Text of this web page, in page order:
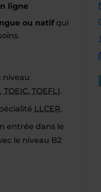
ligne
ou natifqui
niveau
TOEIC, TOEFL).
LLCER.
entrée dans le
le niveau B2